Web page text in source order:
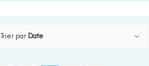
Trier par Date